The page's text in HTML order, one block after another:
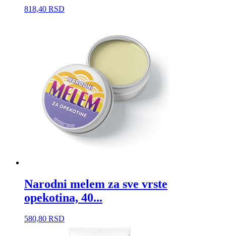
818,40 RSD
Narodni melem za sve vrste
opekotina, 40...
580,80 RSD